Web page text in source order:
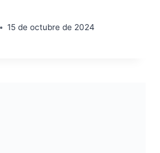
15 de octubre de 2024